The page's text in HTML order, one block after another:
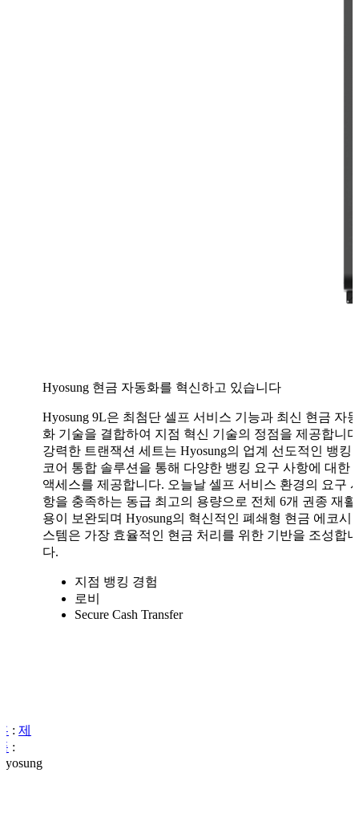
: 제
:
Hyosung 현금 자동화를 혁신하고 있습니다
Hyosung 9L은 최첨단 셀프 서비스 기능과 최신 현금 자동
화 기술을 결합하여 지점 혁신 기술의 정점을 제공합니
강력한 트랜잭션 세트는 Hyosung의 업계 선도적인 뱅킹
코어 통합 솔루션을 통해 다양한 뱅킹 요구 사항에 대한
액세스를 제공합니다. 오늘날 셀프 서비스 환경의 요구
항을 충족하는 동급 최고의 용량으로 전체 6개 권종 재활
용이 보완되며 Hyosung의 혁신적인 폐쇄형 현금 에코시
스템은 가장 효율적인 현금 처리를 위한 기반을 조성합니
다.
지점 뱅킹 경험
로비
Secure Cash Transfer